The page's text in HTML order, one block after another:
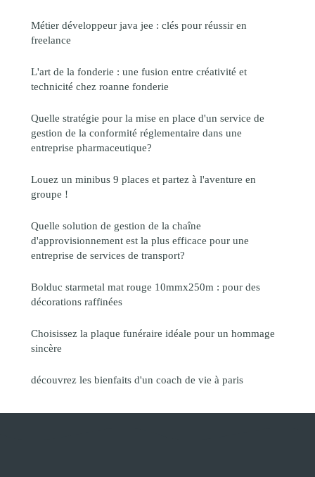
Métier développeur java jee : clés pour réussir en
freelance
L'art de la fonderie : une fusion entre créativité et
technicité chez roanne fonderie
Quelle stratégie pour la mise en place d'un service de
gestion de la conformité réglementaire dans une
entreprise pharmaceutique?
Louez un minibus 9 places et partez à l'aventure en
groupe !
Quelle solution de gestion de la chaîne
d'approvisionnement est la plus efficace pour une
entreprise de services de transport?
Bolduc starmetal mat rouge 10mmx250m : pour des
décorations raffinées
Choisissez la plaque funéraire idéale pour un hommage
sincère
découvrez les bienfaits d'un coach de vie à paris